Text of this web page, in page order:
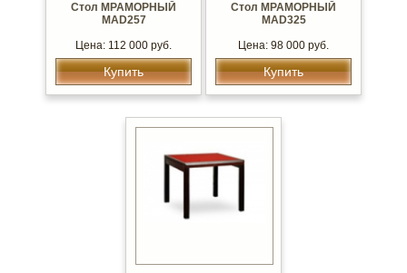
Стол МРАМОРНЫЙ
MAD257
Цена: 112 000 руб.
Купить
Стол МРАМОРНЫЙ
MAD325
Цена: 98 000 руб.
Купить